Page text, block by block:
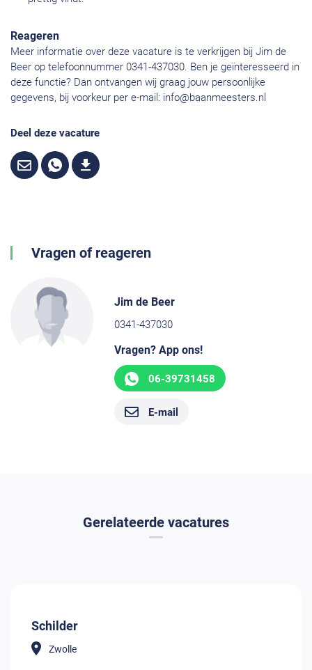
Reageren
Meer informatie over deze vacature is te verkrijgen bij Jim de
Beer op telefoonnummer 0341-437030. Ben je geïnteresseerd in
deze functie? Dan ontvangen wij graag jouw persoonlijke
gegevens, bij voorkeur per e-mail: info@baanmeesters.nl
Deel deze vacature
Vragen of reageren
Jim de Beer
0341-437030
Vragen? App ons!
06-39731458
E-mail
Gerelateerde vacatures
Schilder
Zwolle